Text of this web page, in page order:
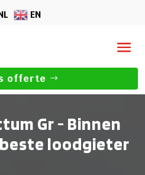
EN
offerte
Gr - Binnen
loodgieter